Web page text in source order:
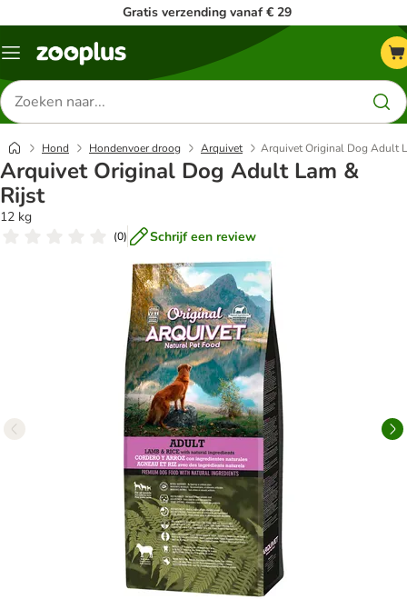
Gratis verzending vanaf € 29
Menu
Zoeken
naar
producten
Hond Hondenvoer droog Arquivet Arquivet Original Dog Adult
Arquivet Original Dog Adult Lam &
Rijst
12 kg
(0) Schrijf een review